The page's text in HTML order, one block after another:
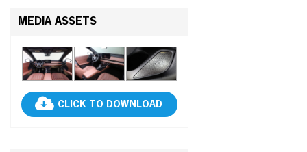
MEDIA ASSETS
CLICK TO DOWNLOAD